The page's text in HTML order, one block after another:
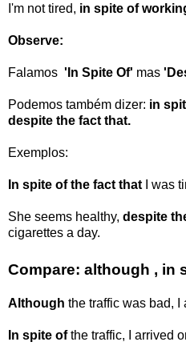
I'm not tired, in spite of
Observe:
Falamos 'In Spite Of' mas
Podemos também dizer: in
despite the fact that.
Exemplos:
In spite of the fact that I was
She seems healthy, despite
cigarettes a day.
Compare: although , in
Although the traffic was bad, I
In spite ofthe traffic, I arrived